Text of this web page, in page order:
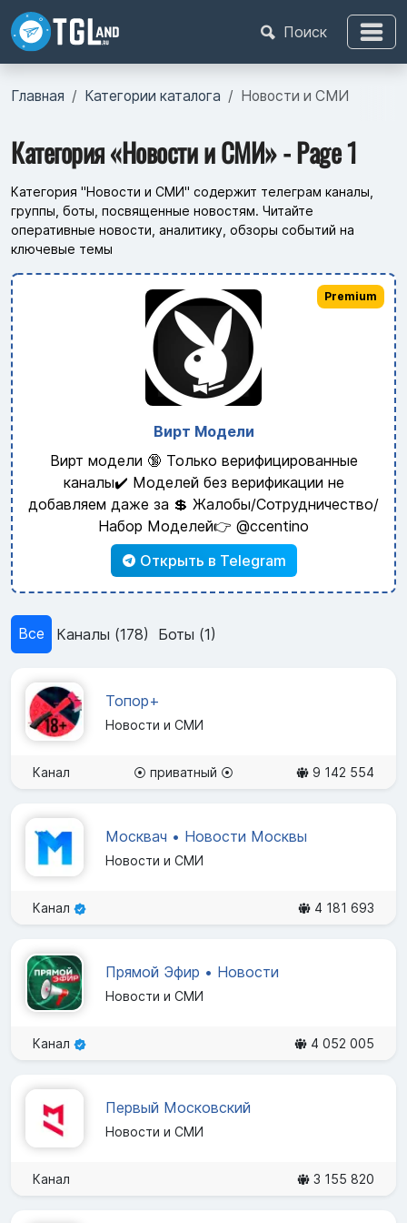
Поиск
Главная Категории каталога Новости и СМИ
Категория «Новости и СМИ» - Page 1
Категория "Новости и СМИ" содержит телеграм каналы,
группы, боты, посвященные новостям. Читайте
оперативные новости, аналитику, обзоры событий на
ключевые темы
Вирт Модели
Вирт модели 🔞 Только верифицированные
каналы✔️ Моделей без верификации не
добавляем даже за 💲 Жалобы/Сотрудничество/
Набор Моделей👉 @ccentino
Открыть в Telegram
Premium
Все Каналы (178) Боты (1)
Топор+
Новости и СМИ
Канал ⦿ приватный ⦿ 9 142 554
Москвач • Новости Москвы
Новости и СМИ
Канал 4 181 693
Прямой Эфир • Новости
Новости и СМИ
Канал 4 052 005
Первый Московский
Новости и СМИ
Канал 3 155 820